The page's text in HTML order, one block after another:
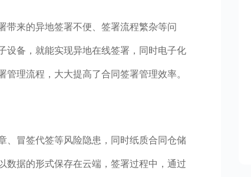
带来的异地签署不便、签署流程繁杂等问
设备，就能实现异地在线签署，同时电子化
理流程，大大提高了合同签署管理效率。
、冒签代签等风险隐患，同时纸质合同仓储
数据的形式保存在云端，签署过程中，通过